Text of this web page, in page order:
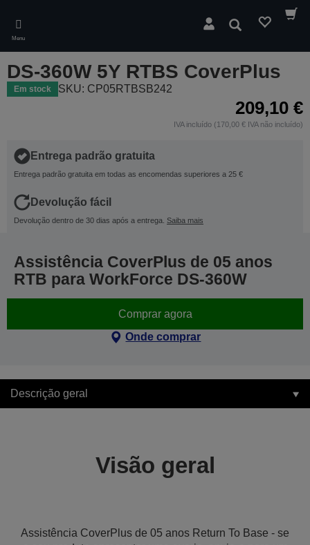
main
content
Menu
Pesquisar
DS-360W 5Y RTBS CoverPlus
Em stock SKU: CP05RTBSB242
209,10 €
IVA incluído (170,00 € IVA não incluído)
Entrega padrão gratuita
Entrega padrão gratuita em todas as encomendas superiores a 25 €
Devolução fácil
Devolução dentro de 30 dias após a entrega. Saiba mais
Assistência CoverPlus de 05 anos
RTB para WorkForce DS-360W
Comprar agora
Onde comprar
Descrição geral
Visão geral
Assistência CoverPlus de 05 anos Return To Base - se